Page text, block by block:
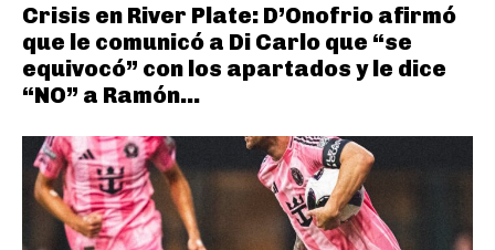
Crisis en River Plate: D’Onofrio afirmó
que le comunicó a Di Carlo que “se
equivocó” con los apartados y le dice
“NO” a Ramón...